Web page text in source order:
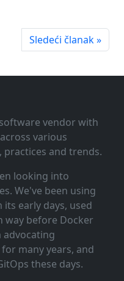
Sledeći članak »
vendor with
various
and trends.
looking into
We've been using
its early days, used
way before Docker
advocating
many years, and
these days.